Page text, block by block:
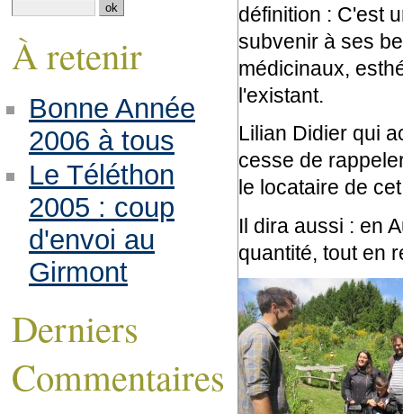
définition : C'est
subvenir à ses
médicinaux,
l'existant.
Lilian Didier qui
cesse de
le locataire de
Il dira aussi : en
quantité, tout en
À retenir
Bonne Année
2006 à tous
Le Téléthon
2005 : coup
d'envoi au
Girmont
Derniers
Commentaires